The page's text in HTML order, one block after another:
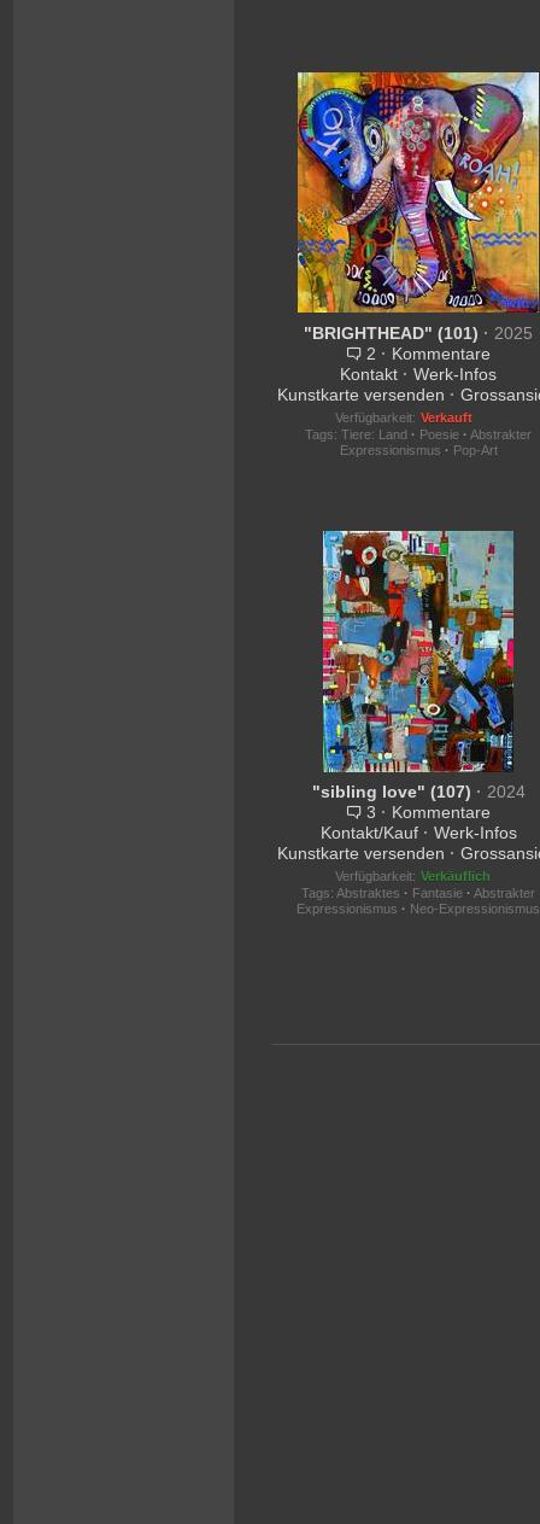
"BRIGHTHEAD" (101) · 2025
2 · Kommentare
Kontakt · Werk-Infos
Kunstkarte versenden ·
Verfügbarkeit: Verkauft
Tags:Tiere: Land · Poesie · Abstrakter
Expressionismus · Pop-Art
"sibling love" (107) · 2024
3 · Kommentare
Kontakt/Kauf · Werk-Infos
Kunstkarte versenden ·
Verfügbarkeit: Verkäuflich
Tags:Abstraktes · Fantasie · Abstrakter
Expressionismus · Neo-Expressionismus